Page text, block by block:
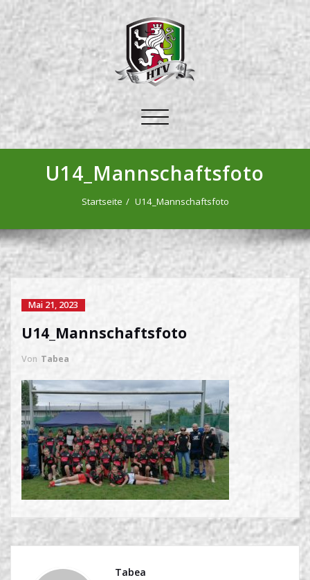
Schalte
Navigation
U14_Mannschaftsfoto
Startseite U14_Mannschaftsfoto
Mai 21, 2023
U14_Mannschaftsfoto
Von Tabea
Tabea